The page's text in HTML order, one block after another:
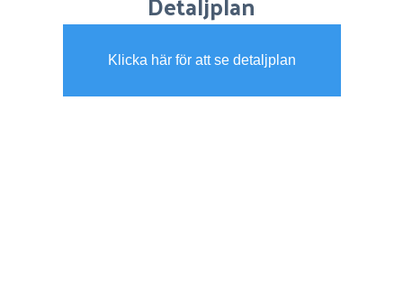
Klicka här för att se detaljplan